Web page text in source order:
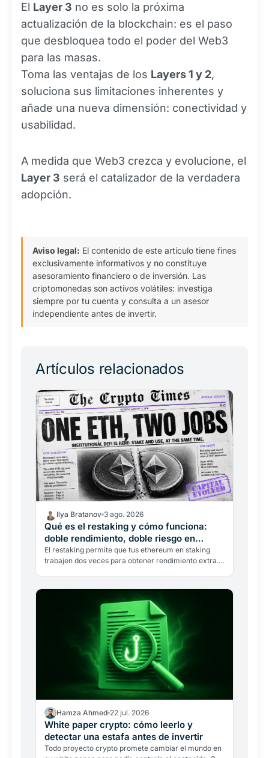
El Layer 3 no es solo la próxima
actualización de la blockchain: es el paso
que desbloquea todo el poder del Web3
para las masas.
Toma las ventajas de los Layers 1 y 2,
soluciona sus limitaciones inherentes y
añade una nueva dimensión: conectividad y
usabilidad.
A medida que Web3 crezca y evolucione, el
Layer 3 será el catalizador de la verdadera
adopción.
Aviso legal: El contenido de este artículo tiene fines
exclusivamente informativos y no constituye
asesoramiento financiero o de inversión. Las
criptomonedas son activos volátiles: investiga
siempre por tu cuenta y consulta a un asesor
independiente antes de invertir.
Artículos relacionados
Ilya Bratanov 3 ago. 2026
Qué es el restaking y cómo funciona:
doble rendimiento, doble riesgo en
Ethereum
El restaking permite que tus ethereum en staking
trabajen dos veces para obtener rendimiento extra.
Hamza Ahmed 22 jul. 2026
White paper crypto: cómo leerlo y
detectar una estafa antes de invertir
Todo proyecto crypto promete cambiar el mundo en